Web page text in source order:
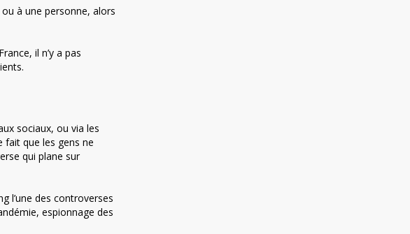
ou à une personne, alors
il n’y a pas
sociaux, ou via les
fait que les gens ne
qui plane sur
l’une des controverses
espionnage des